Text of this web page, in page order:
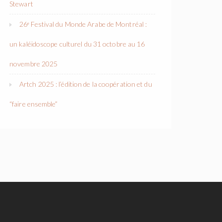
Stewart
26ᵉ Festival du Monde Arabe de Montréal :
un kaléidoscope culturel du 31 octobre au 16
novembre 2025
Artch 2025 : l’édition de la coopération et du
“faire ensemble”